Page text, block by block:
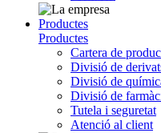
Productes
Productes
Cartera de
Divisió de
Divisió de
Divisió de
Tutela i seguretat
Atenció al client